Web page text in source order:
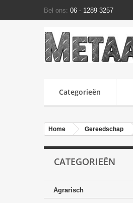
Bel ons: 06 - 1289 3257
Categorieën
Home Gereedschap
CATEGORIEËN
Agrarisch